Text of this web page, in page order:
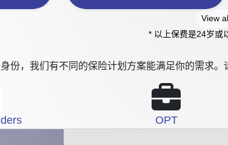
View
* 以上保费是24岁或
份，我们有不同的保险计划方案能满足你的需求
OPT